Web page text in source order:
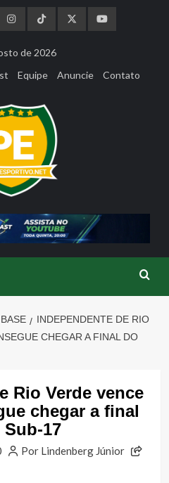
de 2026
Equipe Anuncie Contato
BASE
INDEPENDENTE DE RIO
CHEGAR A FINAL DO
Rio Verde vence
chegar a final
17
Por Lindenberg Júnior